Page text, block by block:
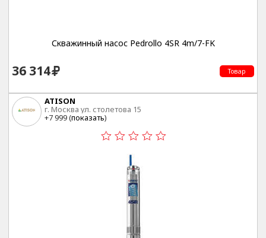
Скважинный насос Pedrollo 4SR 4m/7-FK
36 314 Товар
ATISON
г. Москва ул. столетова 15
+7 999 (показать)